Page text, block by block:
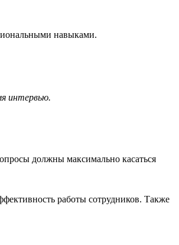
навыками.
интервью.
должны максимально касаться
работы сотрудников. Также